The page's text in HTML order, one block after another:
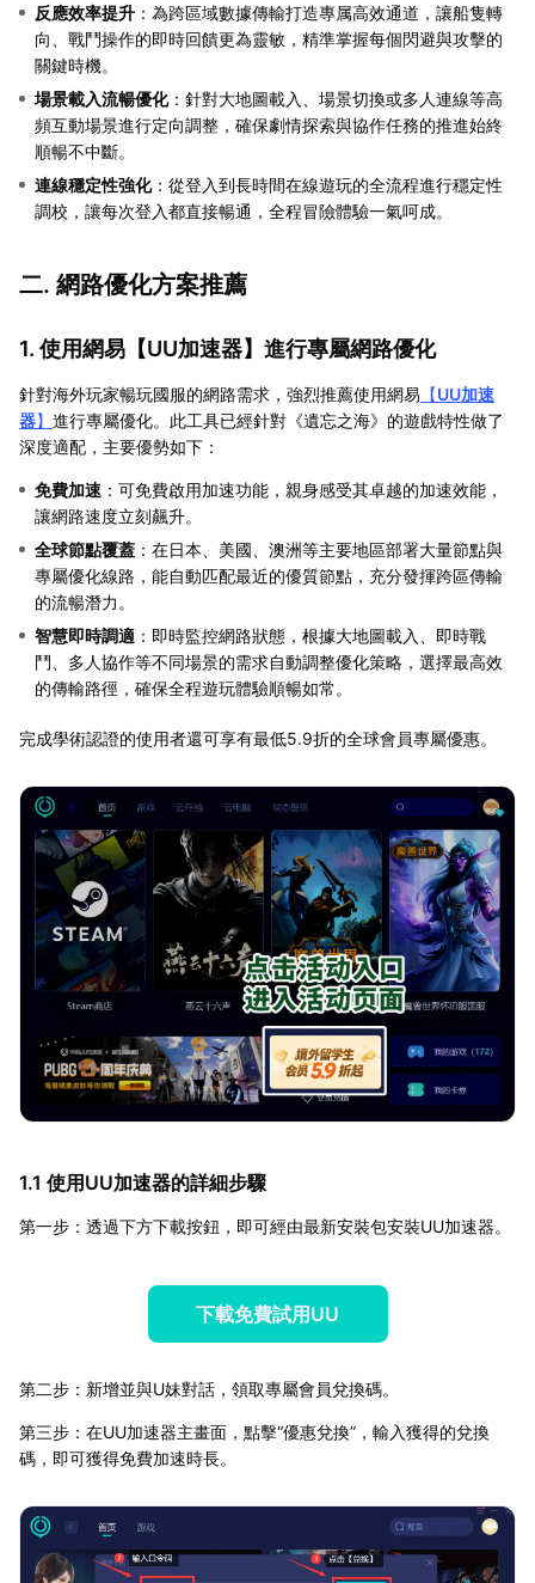
反應效率提升 ‌：為跨區域數據傳輸打造專属高效通道，讓船隻轉
向、戰鬥操作的即時回饋更為靈敏，精準掌握每個閃避與攻擊的
關鍵時機。
場景載入流暢優化‌：針對大地圖載入、場景切換或多人連線等高
頻互動場景進行定向調整，確保劇情探索與協作任務的推進始終
順暢不中斷。
連線穩定性強化‌：從登入到長時間在線遊玩的全流程進行穩定性
調校，讓每次登入都直接暢通，全程冒險體驗一氣呵成。
二. 網路優化方案推薦
1. 使用網易【UU加速器】進行專屬網路優化
針對海外玩家暢玩國服的網路需求，強烈推薦使用網易 【UU加速
器】 進行專屬優化。此工具已經針對《遺忘之海》的遊戲特性做了
深度適配，主要優勢如下：
免費加速 ：可免費啟用加速功能，親身感受其卓越的加速效能，
讓網路速度立刻飆升。
全球節點覆蓋 ‌：在日本、美國、澳洲等主要地區部署大量節點與
專屬優化線路，能自動匹配最近的優質節點，充分發揮跨區傳輸
的流暢潛力。
智慧即時調適 ‌：即時監控網路狀態，根據大地圖載入、即時戰
鬥、多人協作等不同場景的需求自動調整優化策略，選擇最高效
的傳輸路徑，確保全程遊玩體驗順暢如常。
完成學術認證的使用者還可享有最低5.9折的全球會員專屬優惠。
1.1 使用UU加速器的詳細步驟
第一步：透過下方下載按鈕，即可經由最新安裝包安裝UU加速器。
下載免費試用UU
第二步：新增並與U妹對話，領取專屬會員兌換碼。
第三步：在UU加速器主畫面，點擊“優惠兌換”，輸入獲得的兌換
碼，即可獲得免費加速時長。